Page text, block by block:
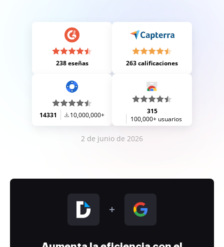
238 eseñas 263 calificaciones
14331 10,000,000+
315
100,000+ usuarios
2 de junio de 2026